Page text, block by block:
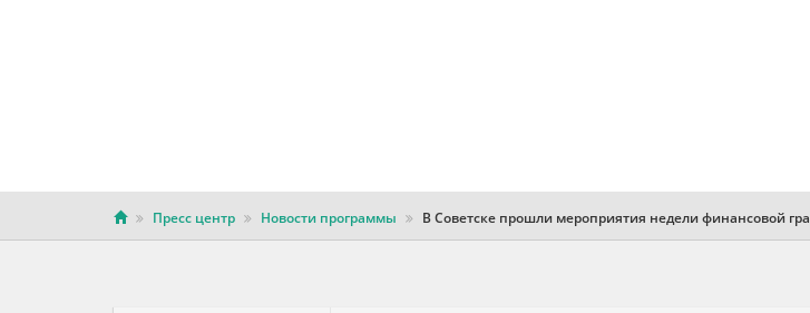
Пресс центр Новости программы В Советске прошли мероприятия недели финансовой